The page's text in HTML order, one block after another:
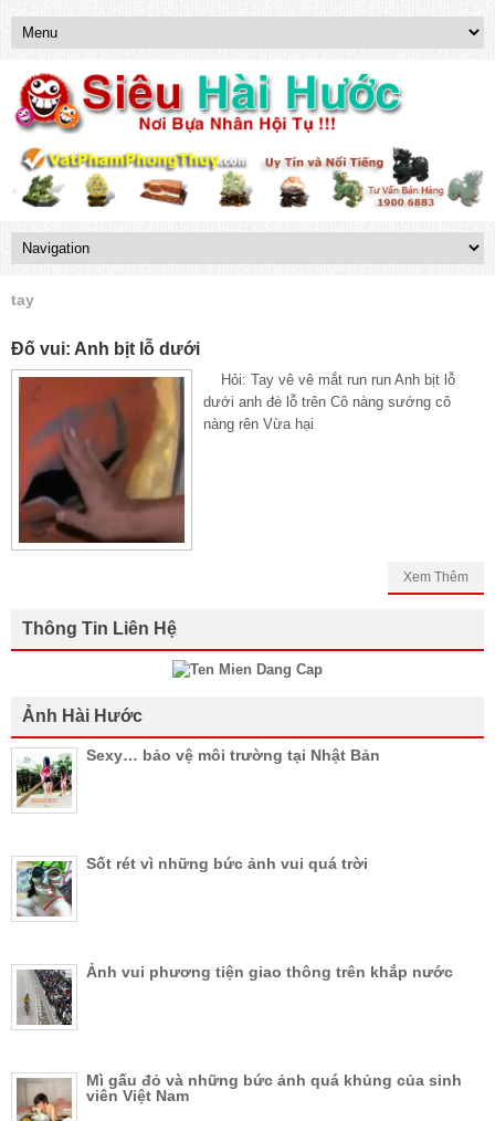
tay
Đố vui: Anh bịt lỗ dưới
Hỏi: Tay vê vê mắt run run Anh bịt lỗ
dưới anh đè lỗ trên Cô nàng sướng cô
nàng rên Vừa hại
Xem Thêm
Thông Tin Liên Hệ
Ảnh Hài Hước
Sexy… bảo vệ môi trường tại Nhật Bản
Sốt rét vì những bức ảnh vui quá trời
Ảnh vui phương tiện giao thông trên khắp nước
Mì gấu đỏ và những bức ảnh quá khủng của sinh
viên Việt Nam